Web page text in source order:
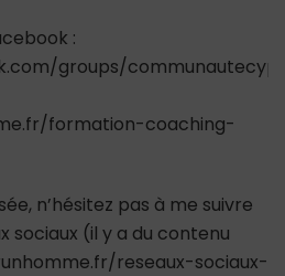
:
groups/
formation-coaching-
n’hésitez pas à me suivre
sociaux (il y a du contenu
reseaux-sociaux-